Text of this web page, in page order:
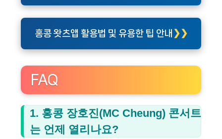
홍콩 왓츠앱 활용법 및 유용한 팁 안내
FAQ
1. 홍콩 장호진(MC Cheung) 콘서트
는 언제 열리나요?